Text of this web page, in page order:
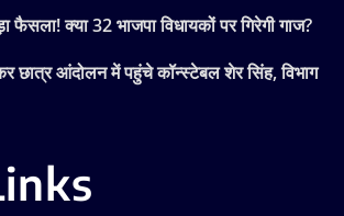
फैसला! क्या 32 भाजपा विधायकों पर गिरेगी गाज?
छात्र आंदोलन में पहुंचे कॉन्स्टेबल शेर सिंह, विभाग